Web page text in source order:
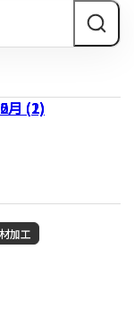
月 (1)
月 (2)
月 (2)
加工